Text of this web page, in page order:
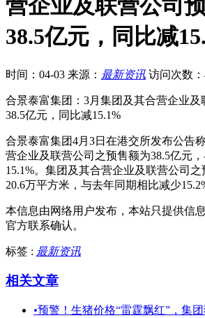
营企业及联营公司
38.5亿元，同比减
时间：04-03 来源： 最新资讯 访问次数
合景泰富集团：3月集团及其合营企业及
38.5亿元，同比减15.1%
合景泰富集团4月3日在港交所发布公告
营企业及联营公司之预售额为38.5亿元
15.1%。集团及其合营企业及联营公司
20.6万平方米，与去年同期相比减少
本信息由网络用户发布， 本站只提供信
官方联系确认。
标签 : 最新资讯
相关文章
•预警！生猪价格“雷霆飘红”，集